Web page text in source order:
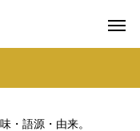
・語源・由来。